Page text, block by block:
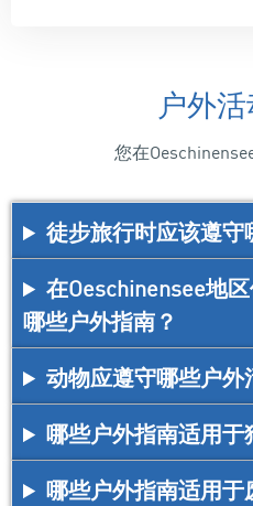
户外
您在
徒步旅行时应该遵守
在Oeschinensee地
哪些户外指南？
动物应遵守哪些户外
哪些户外指南适用于
哪些户外指南适用于